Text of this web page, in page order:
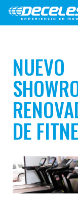
NUEVO
DE